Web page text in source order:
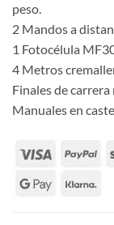
peso.
2 Mandos a
1 Fotocélula
4 Metros
Finales de carrera
Manuales en